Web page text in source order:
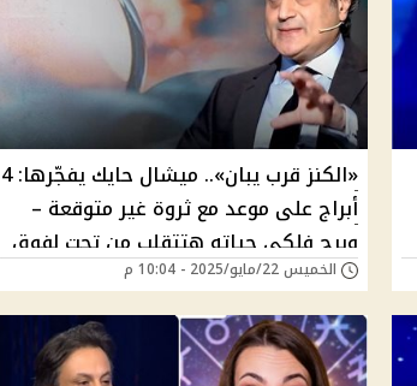
«الكنز قرب يبان».. ميشال حايك يفجّرها: 4
أبراج على موعد مع ثروة غير متوقعة –
وبرج فلكي حياته هتتقلب من تحت لفوق
الخميس 22/مايو/2025 - 10:04 م